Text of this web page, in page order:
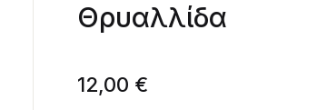
Θρυαλλίδα
12,00 €